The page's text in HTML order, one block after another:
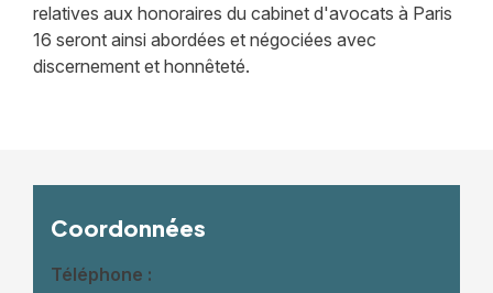
relatives aux honoraires du cabinet d'avocats à Paris
16 seront ainsi abordées et négociées avec
discernement et honnêteté.
Coordonnées
Téléphone :